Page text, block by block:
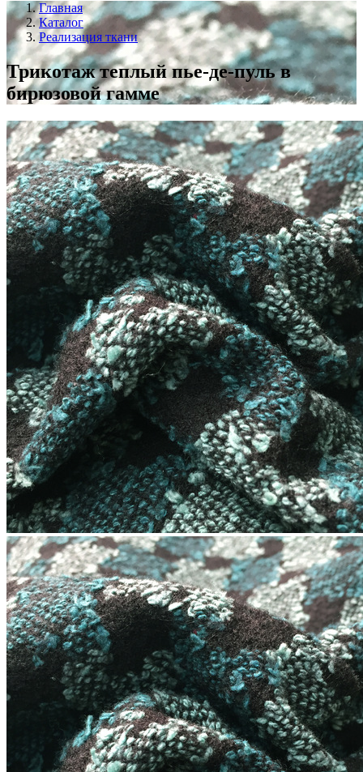
Главная
Каталог
Реализация ткани
Трикотаж теплый пье-де-пуль в
бирюзовой гамме